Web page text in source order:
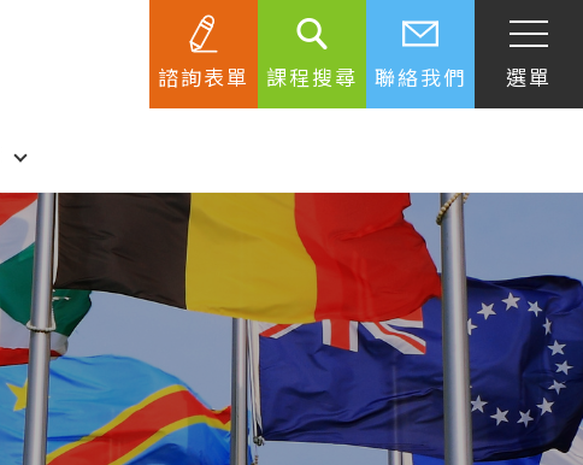
諮詢表單 課程搜尋 聯絡我們 選單
SEC
生活資訊
跟著遊學大使看世界
學習要領